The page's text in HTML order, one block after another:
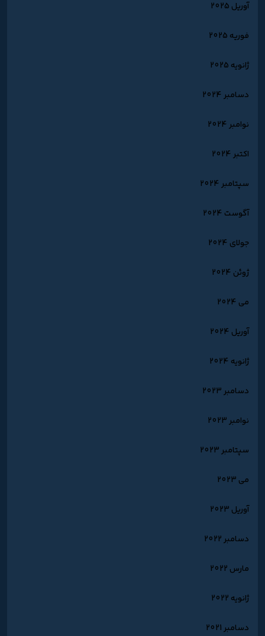
آوریل 2025
فوریه 2025
ژانویه 2025
دسامبر 2024
نوامبر 2024
اکتبر 2024
سپتامبر 2024
آگوست 2024
جولای 2024
ژوئن 2024
می 2024
آوریل 2024
ژانویه 2024
دسامبر 2023
نوامبر 2023
سپتامبر 2023
می 2023
آوریل 2023
دسامبر 2022
مارس 2022
ژانویه 2022
دسامبر 2021